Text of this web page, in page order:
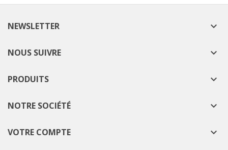
NEWSLETTER 
NOUS SUIVRE 
PRODUITS 
NOTRE SOCIÉTÉ 
VOTRE COMPTE 